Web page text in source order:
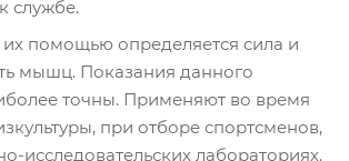
службе.
помощью определяется сила и
мышц. Показания данного
точны. Применяют во время
при отборе спортсменов,
исследовательских лабораториях.